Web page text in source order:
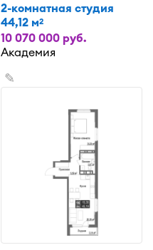
2-комнатная студия
44,12 м2
10 070 000 руб.
Академия
✎